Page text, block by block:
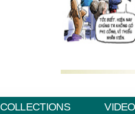
COLLECTIONS VIDEO